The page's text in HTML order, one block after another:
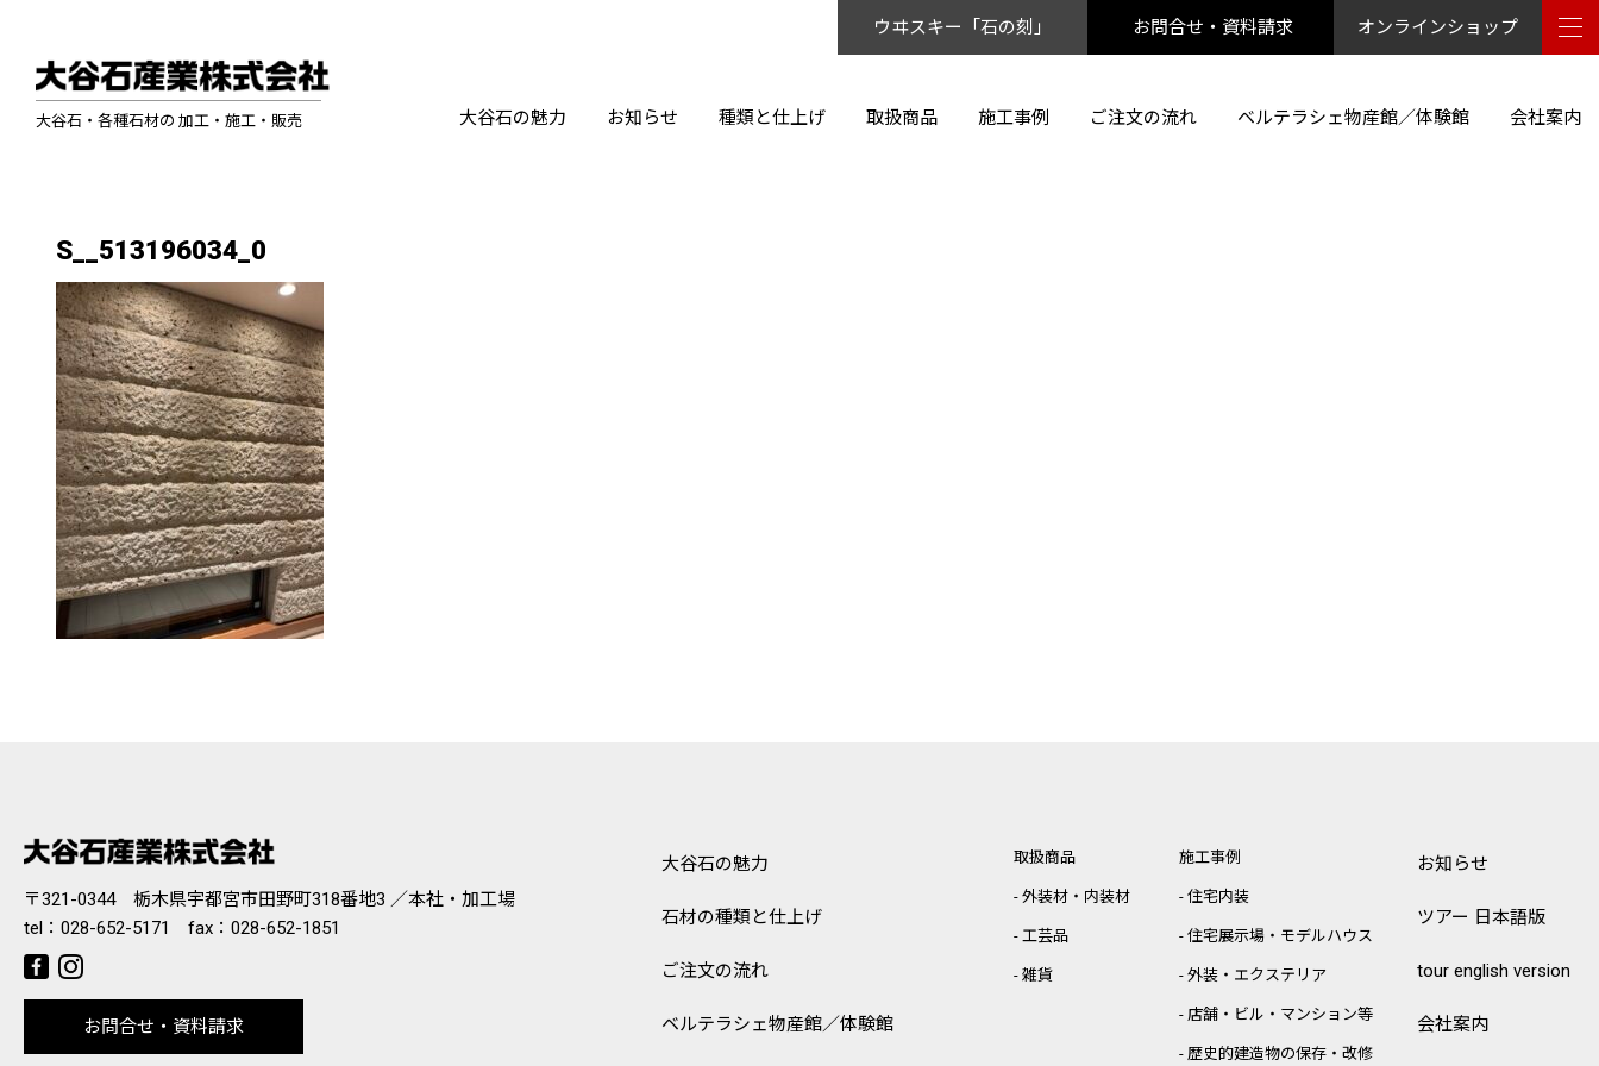
大谷石・各種石材の 加工・施工・販売 大谷石の魅力 お知らせ 種類と仕上げ 取扱商品 施工事例 ご注文の流れ ベルテラシェ物産館／体験館 会社案内
ウヰスキー「石の刻」 お問合せ・資料請求 オンラインショップ
S__513196034_0
〒321-0344 栃木県宇都宮市田野町318番地3 ／本社・加工場
tel： 028-652-5171 fax：028-652-1851
お問合せ・資料請求
大谷石の魅力
石材の種類と仕上げ
ご注文の流れ
ベルテラシェ物産館／体験館
お知らせ
ツアー 日本語版
tour english version
会社案内
取扱商品
外装材・内装材
工芸品
雑貨
施工事例
住宅内装
住宅展示場・モデルハウス
外装・エクステリア
店舗・ビル・マンション等
歴史的建造物の保存・改修